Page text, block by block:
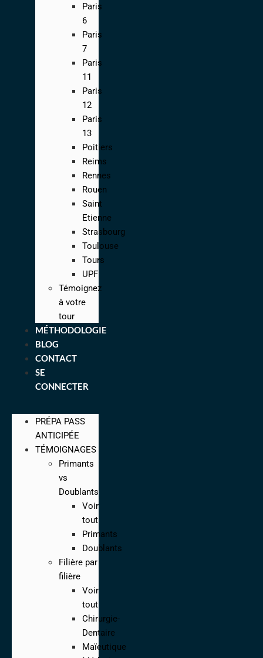
Paris
6
Paris
7
Paris
11
Paris
12
Paris
13
Poitiers
Reims
Rennes
Rouen
Saint
Etienne
Strasbourg
Toulouse
Tours
UPF
Témoignez
à votre
tour
MÉTHODOLOGIE
BLOG
CONTACT
SE
CONNECTER
PRÉPA PASS
ANTICIPÉE
TÉMOIGNAGES
Primants
vs
Doublants
Voir
tout
Primants
Doublants
Filière par
filière
Voir
tout
Chirurgie-
Dentaire
Maïeutique